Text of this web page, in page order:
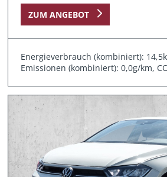
ZUM ANGEBOT
Energieverbrauch (kombiniert):
Emissionen (kombiniert): 0,0g/km,